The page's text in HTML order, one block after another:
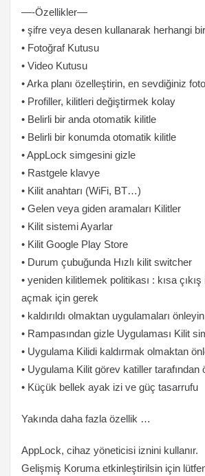
—-Özellikler—
• şifre veya desen kullanarak herhangi
• Fotoğraf Kutusu
• Video Kutusu
• Arka planı özelleştirin, en sevdiğiniz
• Profiller, kilitleri değiştirmek kolay
• Belirli bir anda otomatik kilitle
• Belirli bir konumda otomatik kilitle
• AppLock simgesini gizle
• Rastgele klavye
• Kilit anahtarı (WiFi, BT…)
• Gelen veya giden aramaları Kilitler
• Kilit sistemi Ayarlar
• Kilit Google Play Store
• Durum çubuğunda Hızlı kilit switcher
• yeniden kilitlemek politikası : kısa
açmak için gerek
• kaldırıldı olmaktan uygulamaları önleyin
• Rampasından gizle Uygulaması Kilit
• Uygulama Kilidi kaldırmak olmaktan
• Uygulama Kilit görev katiller tarafından
• Küçük bellek ayak izi ve güç tasarrufu
Yakında daha fazla özellik …
AppLock, cihaz yöneticisi iznini kullanır.
Gelişmiş Koruma etkinleştirilsin için